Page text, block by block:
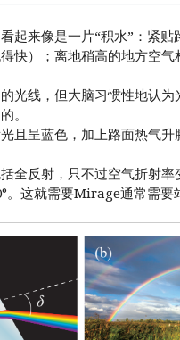
起来像是一片“积水”：紧
快）；离地稍高的地方空
光线，但大脑习惯性地认
。
且呈蓝色，加上路面热气
全反射，只不过空气折射
。这就需要Mirage通常需要